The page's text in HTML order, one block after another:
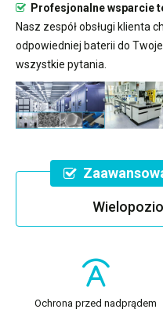
Profesjonalne wsparcie
Nasz zespół obsługi klienta
odpowiedniej baterii do
wszystkie pytania.
Ochrona przed nadprądem